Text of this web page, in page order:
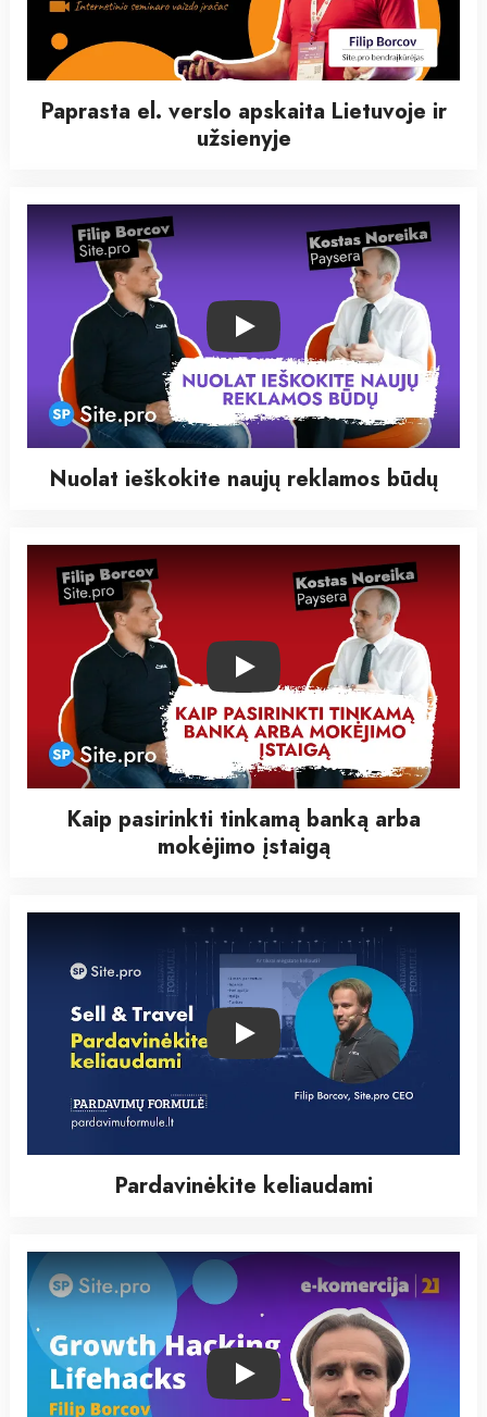
Paprasta el. verslo apskaita Lietuvoje ir
užsienyje
Play
Nuolat ieškokite naujų reklamos būdų
Play
Kaip pasirinkti tinkamą banką arba
mokėjimo įstaigą
Play
Pardavinėkite keliaudami
Play